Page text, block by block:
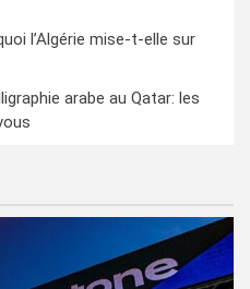
l’Algérie mise-t-elle sur
arabe au Qatar: les